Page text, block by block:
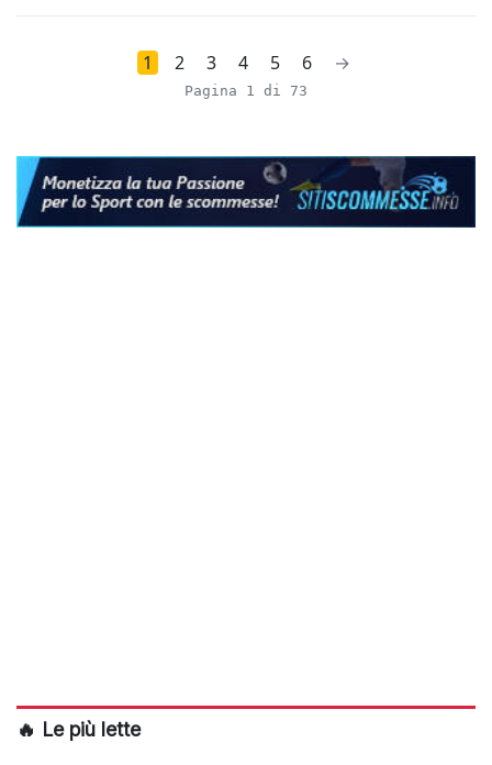
1 2 3 4 5 6 →
Pagina 1 di 73
🔥 Le più lette